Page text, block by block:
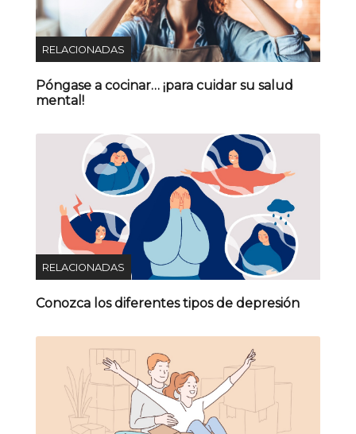
RELACIONADAS
Póngase a cocinar… ¡para cuidar su salud
mental!
RELACIONADAS
Conozca los diferentes tipos de depresión